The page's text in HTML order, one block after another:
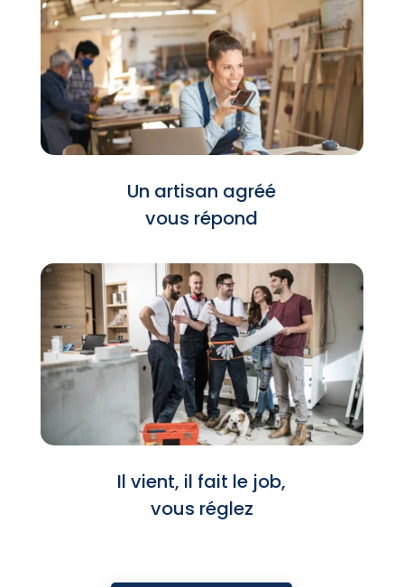
Un artisan agréé
vous répond
Il vient, il fait le job,
vous réglez